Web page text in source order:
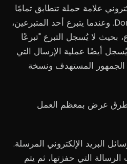
علامة حملة تتطابق تمامًا
مع رمز حملة DonorPerfect. وعندما يتبرع أحد المتبرعين،
بحيث لا يُسجل التبرع "تبرعًا
أيضًا عملية الإرسال التي
المستهدف ونسخة
طرق عرض بمعظم العمل
البريد الإلكتروني المرسلة.
التي حفزتها، ثم يتم